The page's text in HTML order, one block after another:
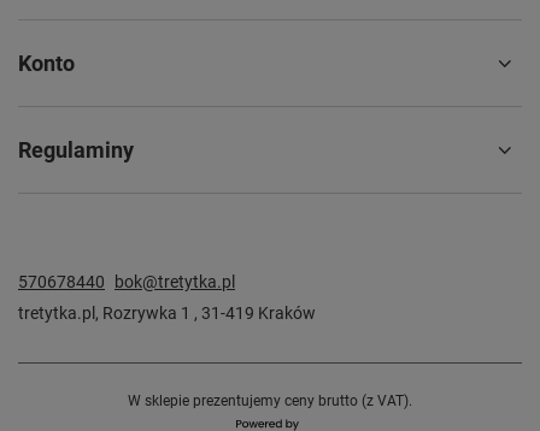
Konto
Regulaminy
570678440
bok@tretytka.pl
tretytka.pl , Rozrywka 1 , 31-419 Kraków
W sklepie prezentujemy ceny brutto (z VAT).